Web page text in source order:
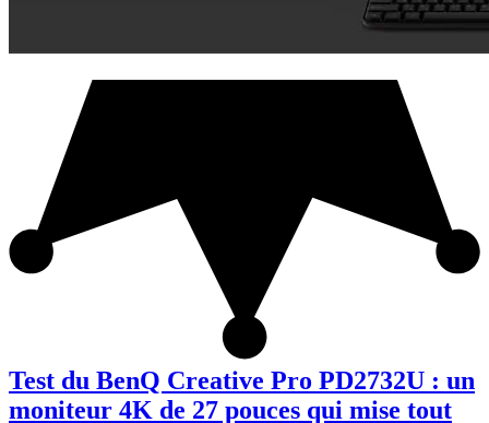
Test du BenQ Creative Pro PD2732U : un
moniteur 4K de 27 pouces qui mise tout